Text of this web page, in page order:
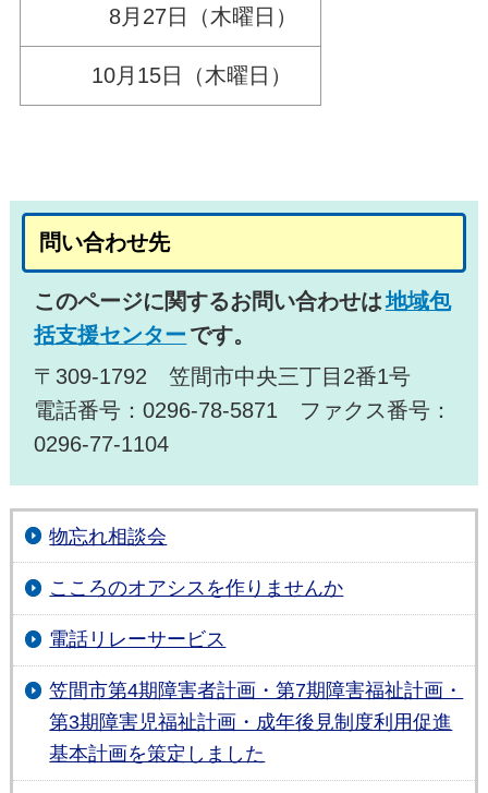
8月27日（木曜日）
10月15日（木曜日）
問い合わせ先
このページに関するお問い合わせは地域包
括支援センター です。
〒309-1792 笠間市中央三丁目2番1号
電話番号：0296-78-5871 ファクス番号：
0296-77-1104
物忘れ相談会
こころのオアシスを作りませんか
電話リレーサービス
笠間市第4期障害者計画・第7期障害福祉計画・
第3期障害児福祉計画・成年後見制度利用促進
基本計画を策定しました